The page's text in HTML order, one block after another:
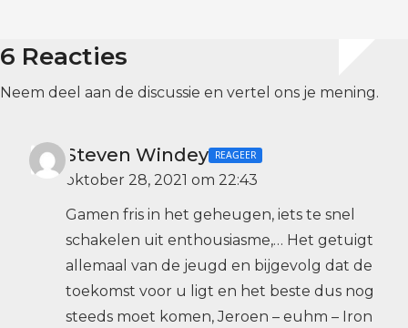
6 Reacties
Neem deel aan de discussie en vertel ons je mening.
Steven Windey REAGEER
oktober 28, 2021 om 22:43
Gamen fris in het geheugen, iets te snel
schakelen uit enthousiasme,… Het getuigt
allemaal van de jeugd en bijgevolg dat de
toekomst voor u ligt en het beste dus nog
steeds moet komen, Jeroen – euhm – Iron